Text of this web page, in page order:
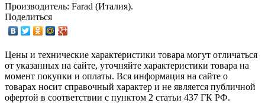
Производитель: Farad (Италия).
Поделиться
Цены и технические характеристики товара могут отличаться
от указанных на сайте, уточняйте характеристики товара на
момент покупки и оплаты. Вся информация на сайте о
товарах носит справочный характер и не является публичной
офертой в соответствии с пунктом 2 статьи 437 ГК РФ.